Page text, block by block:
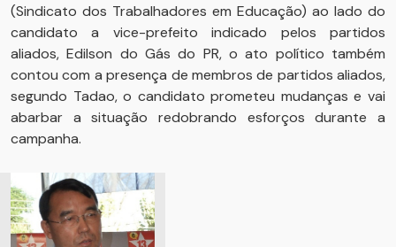
(Sindicato dos Trabalhadores em Educação) ao lado do
candidato a vice-prefeito indicado pelos partidos
aliados, Edilson do Gás do PR, o ato político também
contou com a presença de membros de partidos aliados,
segundo Tadao, o candidato prometeu mudanças e vai
abarbar a situação redobrando esforços durante a
campanha.